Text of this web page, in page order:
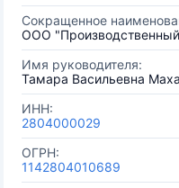
Сокращенное
ООО
Имя руководителя:
Тамара Васильевна
ИНН:
2804000029
ОГРН:
1142804010689